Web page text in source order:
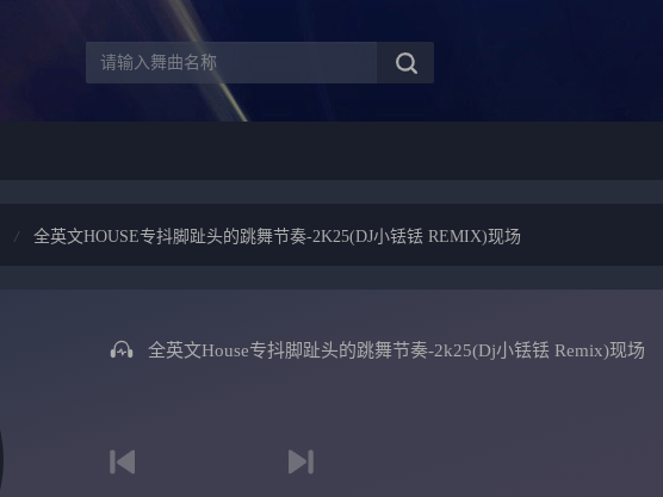
全英文HOUSE专抖脚趾头的跳舞节奏-2K25(DJ小铥铥 REMIX)现场
全英文House专抖脚趾头的跳舞节奏-2k25(Dj小铥铥 Remix)现场